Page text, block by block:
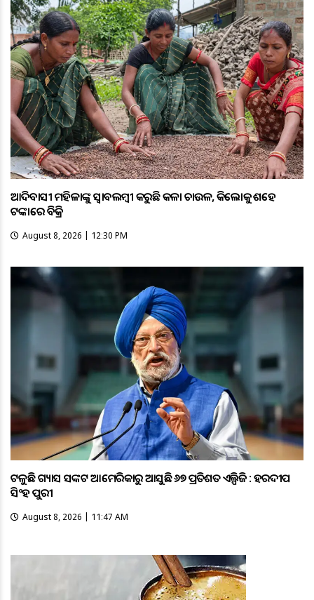
ଆଦିବାସୀ ମହିଳାଙ୍କୁ ସ୍ଵାବଲମ୍ଵୀ କରୁଛି କଳା ଚାଉଳ, କିଲୋକୁ ଶହେ
ଟଙ୍କାରେ ବିକ୍ରି
August 8, 2026 | 12:30 PM
ଟଳୁଛି ଗ୍ୟାସ ସଙ୍କଟ ଆମେରିକାରୁ ଆସୁଛି ୬୭ ପ୍ରତିଶତ ଏଲ୍ପିଜି : ହରଦୀପ
ସିଂହ ପୁରୀ
August 8, 2026 | 11:47 AM